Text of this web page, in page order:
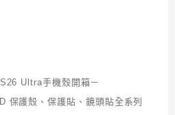
Ultra手機殼開箱－
保護殼、保護貼、鏡頭貼全系列